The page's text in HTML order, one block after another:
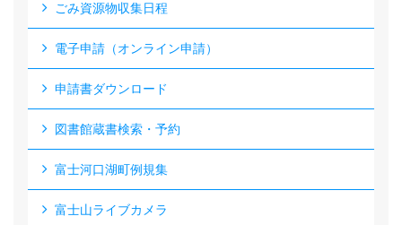
ごみ資源物収集日程
電子申請（オンライン申請）
申請書ダウンロード
図書館蔵書検索・予約
富士河口湖町例規集
富士山ライブカメラ